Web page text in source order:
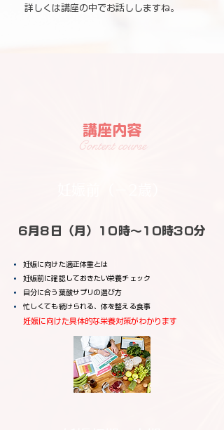
詳しくは講座の中でお話ししますね。
講座内容
Content course
6月8日（月）10時～10時30分
妊娠に向けた適正体重とは
妊娠前に確認しておきたい栄養チェック
自分に合う葉酸サプリの選び方
忙しくても続けられる、体を整える食事
妊娠に向けた具体的な栄養対策がわかります